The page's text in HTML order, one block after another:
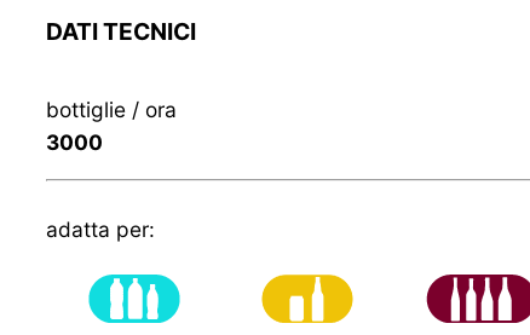
DATI TECNICI
bottiglie / ora
3000
adatta per: